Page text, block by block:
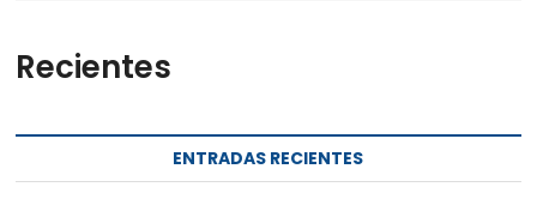
Recientes
ENTRADAS RECIENTES